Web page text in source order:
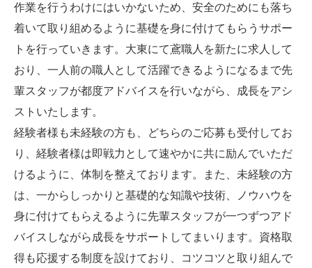
作業を行うわけにはいかないため、安全のためにも落ち
着いて取り組めるように基礎を身に付けてもらうサポー
トを行っていきます。大東にて鳶職人を新たに求人して
おり、一人前の職人として活躍できるようになるまで先
輩スタッフが都度アドバイスを行いながら、成長をアシ
ストいたします。
経験者様も未経験の方も、どちらのご応募も受付してお
り、経験者様は即戦力として速やかに共に励んでいただ
けるように、体制を整えております。また、未経験の方
は、一からしっかりと基礎的な知識や技術、ノウハウを
身に付けてもらえるように先輩スタッフが一つずつアド
バイスしながら成長をサポートしてまいります。資格取
得も応援する制度を設けており、コツコツと取り組んで